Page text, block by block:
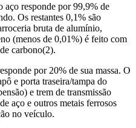
aço responde por 99,9% de
Os restantes 0,1% são
bruta de alumínio,
(menos de 0,01%) é feito com
carbono(2).
por 20% de sua massa. O
e porta traseira/tampa do
e trem de transmissão
aço e outros metais ferrosos
no veículo.